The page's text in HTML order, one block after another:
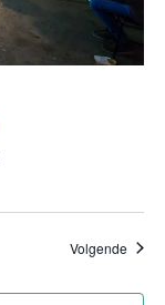
Volgende